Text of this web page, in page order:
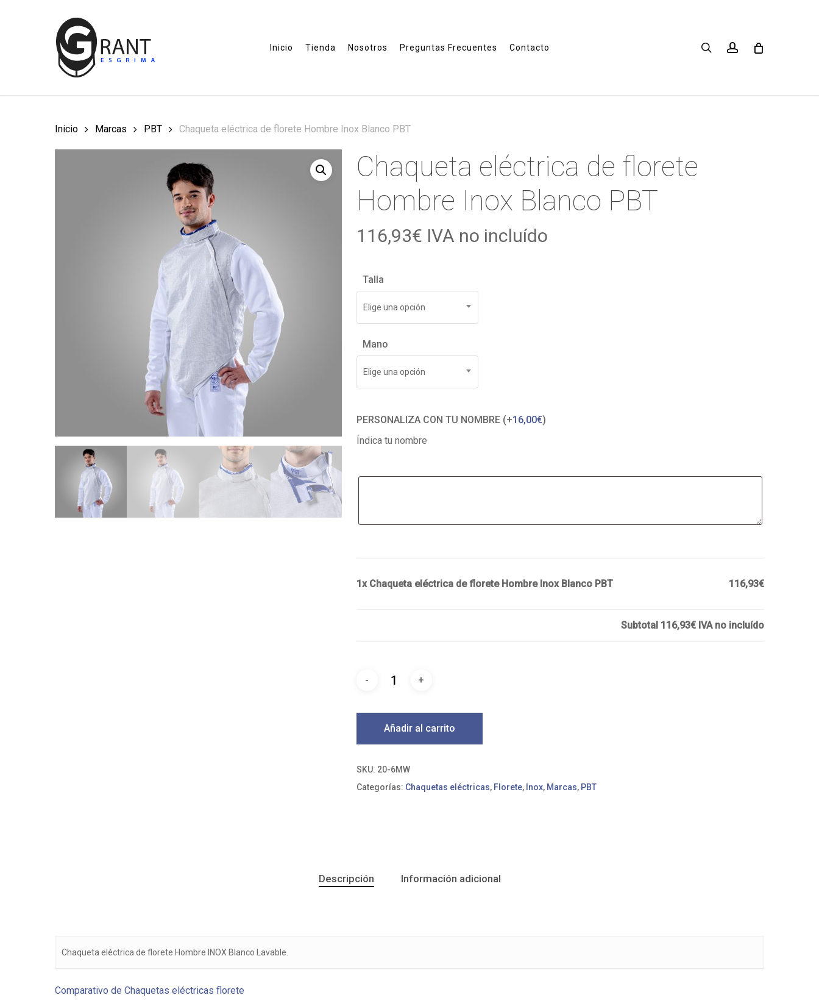
Inicio Tienda Nosotros Preguntas Frecuentes Contacto searchaccount
Inicio Marcas PBT Chaqueta eléctrica de florete Hombre Inox Blanco PBT
Chaqueta eléctrica de florete
Hombre Inox Blanco PBT
116,93€ IVA no incluído
Talla
Elige una opción
Mano
Elige una opción
PERSONALIZA CON TU NOMBRE (+16,00€)
Índica tu nombre
1x Chaqueta eléctrica de florete Hombre Inox Blanco PBT 116,93€
Subtotal 116,93€ IVA no incluído
Añadir al carrito
SKU: 20-6MW
Categorías: Chaquetas eléctricas, Florete, Inox, Marcas, PBT
Descripción Información adicional
Chaqueta eléctrica de florete Hombre INOX Blanco Lavable.
Comparativo de Chaquetas eléctricas florete